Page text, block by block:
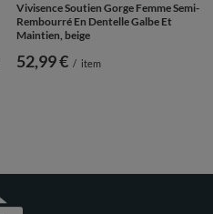
Vivisence Soutien Gorge Femme Semi-
Rembourré En Dentelle Galbe Et
Maintien, beige
52,99 € / item